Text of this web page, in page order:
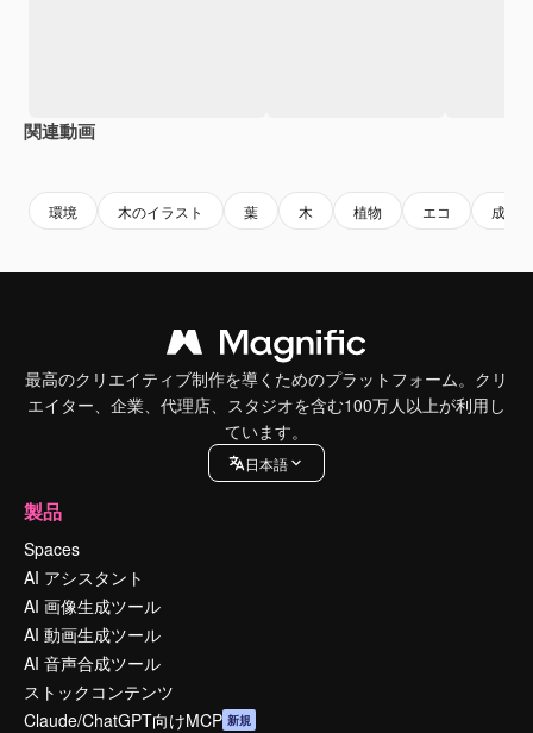
関連動画
環境 木のイラスト 葉 木 植物 エコ 成長
最高のクリエイティブ制作を導くためのプラットフォーム。クリ
エイター、企業、代理店、スタジオを含む100万人以上が利用し
ています。
日本語
製品
Spaces
AI アシスタント
AI 画像生成ツール
AI 動画生成ツール
AI 音声合成ツール
ストックコンテンツ
Claude/ChatGPT向けMCP 新規